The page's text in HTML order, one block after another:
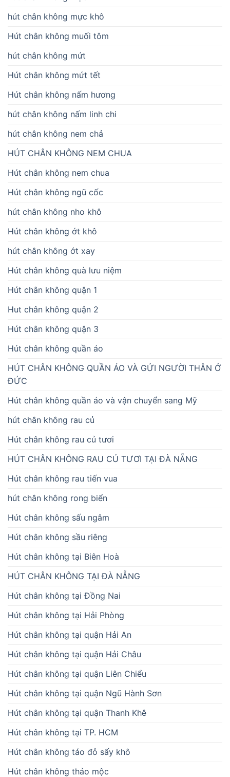
hút chân không mực khô
Hút chân không muối tôm
hút chân không mứt
Hút chân không mứt tết
Hút chân không nấm hương
hút chân không nấm linh chi
hút chân không nem chả
HÚT CHÂN KHÔNG NEM CHUA
Hút chân không nem chua
Hút chân không ngũ cốc
hút chân không nho khô
Hút chân không ớt khô
hút chân không ớt xay
Hút chân không quà lưu niệm
Hút chân không quận 1
Hut chân không quận 2
Hút chân không quận 3
Hút chân không quần áo
HÚT CHÂN KHÔNG QUẦN ÁO VÀ GỬI NGƯỜI THÂN Ở
ĐỨC
Hút chân không quần áo và vận chuyển sang Mỹ
hút chân không rau củ
Hút chân không rau củ tươi
HÚT CHÂN KHÔNG RAU CỦ TƯƠI TẠI ĐÀ NẴNG
Hút chân không rau tiến vua
hút chân không rong biển
Hút chân không sấu ngâm
Hút chân không sầu riêng
Hút chân không tại Biên Hoà
HÚT CHÂN KHÔNG TẠI ĐÀ NẴNG
Hút chân không tại Đồng Nai
Hút chân không tại Hải Phòng
Hút chân không tại quận Hải An
Hút chân không tại quận Hải Châu
Hút chân không tại quận Liên Chiểu
Hút chân không tại quận Ngũ Hành Sơn
Hút chân không tại quận Thanh Khê
Hút chân không tại TP. HCM
Hút chân không táo đỏ sấy khô
Hút chân không thảo mộc